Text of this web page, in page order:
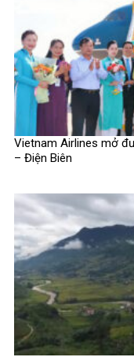
Vietnam Airlines mở
– Điện Biên